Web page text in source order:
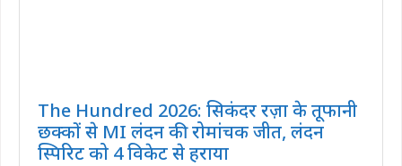
The Hundred 2026: सिकंदर रज़ा के तूफानी
छक्कों से MI लंदन की रोमांचक जीत, लंदन
स्पिरिट को 4 विकेट से हराया